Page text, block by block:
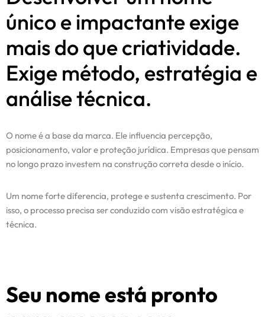
único e impactante exige
mais do que criatividade.
Exige método, estratégia e
análise técnica.
O nome é a base da marca. Ele influencia percepção,
posicionamento, valor e proteção jurídica. Empresas que pensam
no longo prazo investem na construção correta desde o início.
Um nome forte diferencia, protege e sustenta crescimento. Por
isso, o processo precisa ser conduzido com visão estratégica e
técnica.
Seu nome está pronto